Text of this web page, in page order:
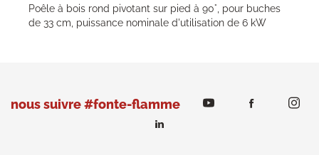
Poêle à bois rond pivotant sur pied à 90°, pour buches
de 33 cm, puissance nominale d'utilisation de 6 kW
nous suivre #fonte-flamme